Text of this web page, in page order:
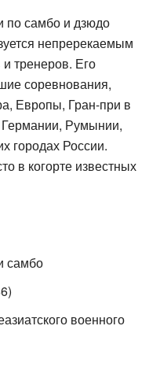
по самбо и дзюдо
непререкаемым
тренеров. Его
соревнования,
Европы, Гран-при в
Румынии,
городах России.
в когорте известных
самбо
военного